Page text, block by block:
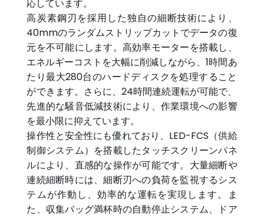
応しています。
高炭素鋼刃を採用した独自の細断技術により、
40mmのランダムストリップカットでデータの復
元を不可能にします。高効率モーターを搭載し、
エネルギーコストを大幅に削減しながら、1時間あ
たり最大280台のハードディスクを処理すること
ができます。さらに、24時間連続運転が可能で、
先進的な騒音低減技術により、作業環境への影響
を最小限に抑えています。
操作性と安全性にも優れており、LED-FCS（供給
制御システム）を搭載したタッチスクリーンパネ
ルにより、直感的な操作が可能です。大量細断や
連続細断時には、細断刃への負荷を監視するシス
テムが作動し、効率的な運転を実現します。ま
た、収集バッグ満杯時の自動停止システム、ドア